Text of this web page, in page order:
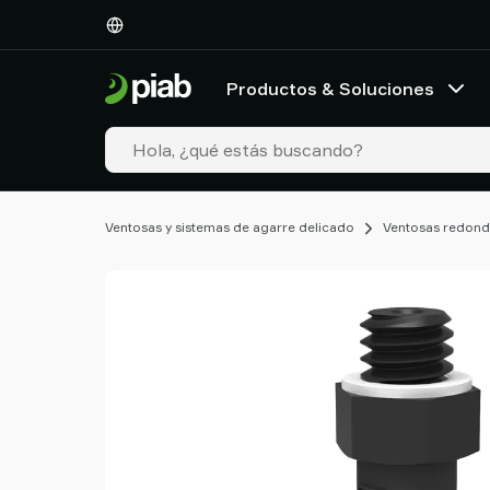
Productos & Soluciones
Ventosas y sistemas de agarre delicado Ventosas
Productos
Industrias
Recursos